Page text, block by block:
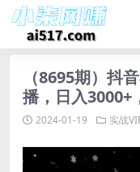
（8695期）抖
播，日入3000+
2024-01-19 实战